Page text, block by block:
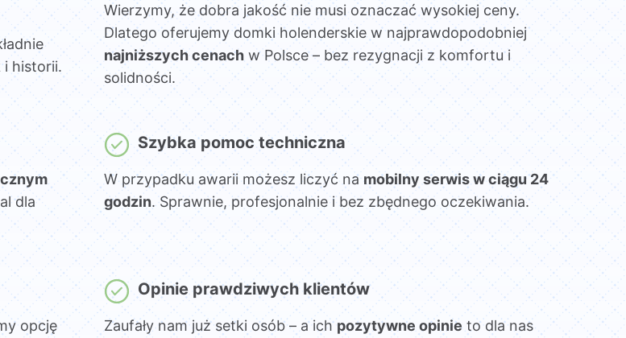
i historii.
Wierzymy, że dobra jakość nie musi oznaczać wysokiej ceny.
Dlatego oferujemy domki holenderskie w najprawdopodobniej
najniższych cenach w Polsce – bez rezygnacji z komfortu i
solidności.
dla
Szybka pomoc techniczna
W przypadku awarii możesz liczyć namobilny serwis w ciągu 24
godzin. Sprawnie, profesjonalnie i bez zbędnego oczekiwania.
opcję
Opinie prawdziwych klientów
Zaufały nam już setki osób – a ichpozytywne opinie to dla nas